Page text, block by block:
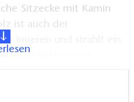
Sitzecke mit Kamin
ist auch der
Inneren und strahlt ein
zur Verfügung gestellt.